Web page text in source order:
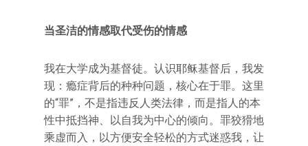
当圣洁的情感取代受伤的情感
我在大学成为基督徒。认识耶稣基督后，我发
现：瘾症背后的种种问题，核心在于罪。这里
的“罪”，不是指违反人类法律，而是指人的本
性中抵挡神、以自我为中心的倾向。罪狡猾地
乘虚而入，以方便安全轻松的方式迷惑我，让